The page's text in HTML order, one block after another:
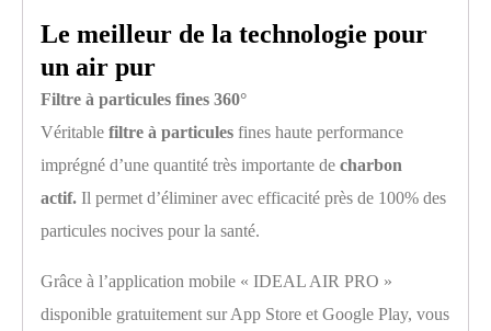
Le meilleur de la technologie pour
un air pur
Filtre à particules fines 360°
Véritable filtre à particules fines haute performance
imprégné d’une quantité très importante de charbon
actif. Il permet d’éliminer avec efficacité près de 100% des
particules nocives pour la santé.
Grâce à l’application mobile « IDEAL AIR PRO »
disponible gratuitement sur App Store et Google Play, vous